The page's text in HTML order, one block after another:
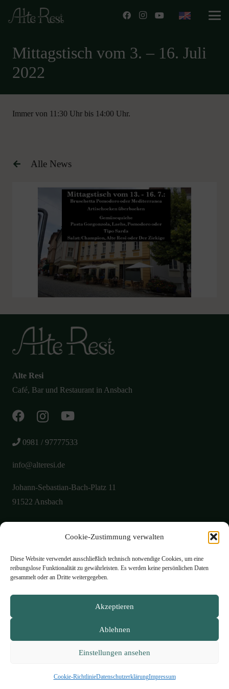
Cookie-Zustimmung verwalten
Diese Website verwendet ausschließlich technisch notwendige Cookies, um eine
reibungslose Funktionalität zu gewährleisten. Es werden keine persönlichen Daten
gesammelt oder an Dritte weitergegeben.
Akzeptieren
Ablehnen
Einstellungen ansehen
Cookie-RichtlinieDatenschutzerklärungImpressum
Mittagstisch vom 3. – 16. Juli
2022
Immer von 11:30 Uhr bis 14:00 Uhr.
Alle News
Alte Resi
Café, Bar und Restaurant in Ansbach
0981 / 97777533
info@alteresi.de
Johann-Sebastian-Bach-Platz 11
91522 Ansbach
Aktuelles
Galerie
Öffnungszeiten
Datenschutzerklärung Cookie-Richtlinie (EU)